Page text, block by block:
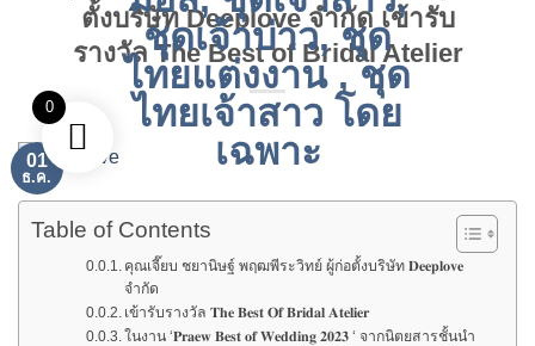
ตั้งบริษัท Deeplove จำกัด เข้ารับ
รางวัล The Best of Bridal Atelier
01
ธ.ค.
Table of Contents
คุณเจี๊ยบ ชยานิษฐ์ พฤฒพีระวิทย์ ผู้ก่อตั้งบริษัท 𝐃𝐞𝐞𝐩𝐥𝐨𝐯𝐞
จำกัด
เข้ารับรางวัล 𝐓𝐡𝐞 𝐁𝐞𝐬𝐭 𝐎𝐟 𝐁𝐫𝐢𝐝𝐚𝐥 𝐀𝐭𝐞𝐥𝐢𝐞𝐫
ในงาน ‘𝐏𝐫𝐚𝐞𝐰 𝐁𝐞𝐬𝐭 𝐨𝐟 𝐖𝐞𝐝𝐝𝐢𝐧𝐠 𝟐𝟎𝟐𝟑 ‘ จากนิตยสารชั้นนำ
0